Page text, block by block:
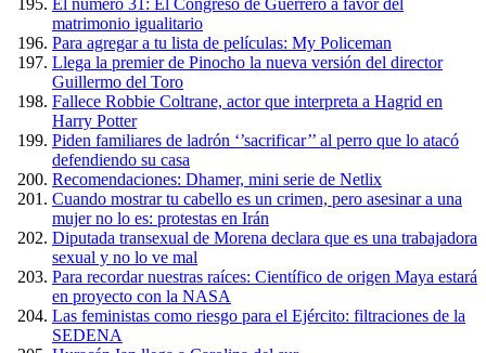
El número 31: El Congreso de Guerrero a favor del
matrimonio igualitario
Para agregar a tu lista de películas: My Policeman
Llega la premier de Pinocho la nueva versión del director
Guillermo del Toro
Fallece Robbie Coltrane, actor que interpreta a Hagrid en
Harry Potter
Piden familiares de ladrón ‘’sacrificar’’ al perro que lo atacó
defendiendo su casa
Recomendaciones: Dhamer, mini serie de Netlix
Cuando mostrar tu cabello es un crimen, pero asesinar a una
mujer no lo es: protestas en Irán
Diputada transexual de Morena declara que es una trabajadora
sexual y no lo ve mal
Para recordar nuestras raíces: Científico de origen Maya estará
en proyecto con la NASA
Las feministas como riesgo para el Ejército: filtraciones de la
SEDENA